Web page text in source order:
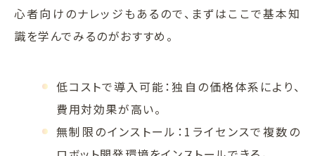
心者向けのナレッジもあるので、まずはここで基本知
識を学んでみるのがおすすめ。
低コストで導入可能：独自の価格体系により、
費用対効果が高い。
無制限のインストール：1ライセンスで複数の